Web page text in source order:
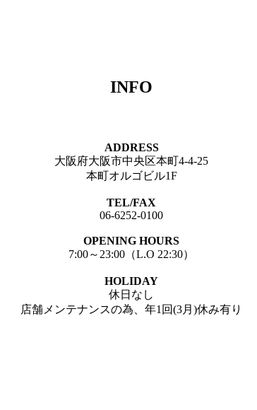
INFO
ADDRESS
大阪府大阪市中央区本町4-4-25
本町オルゴビル1F
TEL/FAX
06-6252-0100
OPENING HOURS
7:00～23:00（L.O 22:30）
HOLIDAY
休日なし
店舗メンテナンスの為、年1回(3月)休み有り